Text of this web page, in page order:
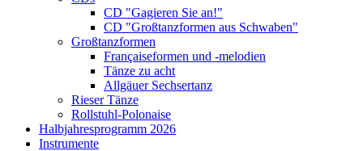
CD "Gagieren Sie an!"
CD "Großtanzformen aus Schwaben"
Großtanzformen
Françaiseformen und -melodien
Tänze zu acht
Allgäuer Sechsertanz
Rieser Tänze
Rollstuhl-Polonaise
Halbjahresprogramm 2026
Instrumente